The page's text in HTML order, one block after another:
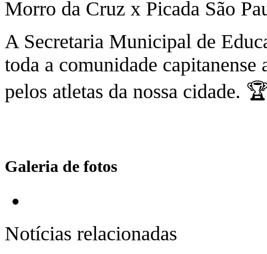
Morro da Cruz x Picada São
A Secretaria Municipal de
toda a comunidade
pelos atletas da nossa cidade.
Galeria de fotos
Notícias relacionadas